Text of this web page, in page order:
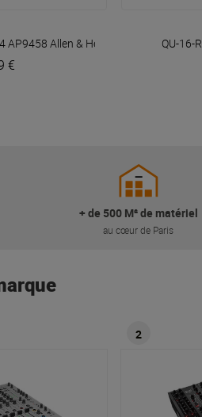
DÉTAIL
AP9458 Allen & Heath
€
QU-16-
+ de 500 M² de matériel
au cœur de Paris
2